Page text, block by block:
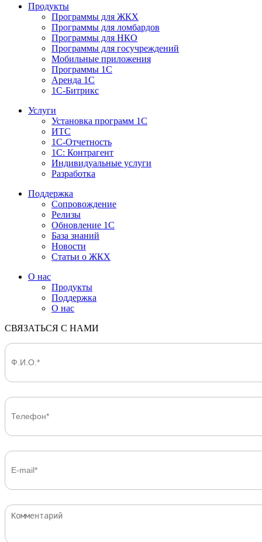
Продукты
Программы для ЖКХ
Программы для ломбардов
Программы для НКО
Программы для госучреждений
Мобильные приложения
Программы 1С
Аренда 1С
1С-Битрикс
Услуги
Установка программ 1С
ИТС
1С-Отчетность
1С: Контрагент
Индивидуальные услуги
Разработка
Поддержка
Сопровождение
Релизы
Обновление 1С
База знаний
Новости
Статьи о ЖКХ
О нас
Продукты
Поддержка
О нас
СВЯЗАТЬСЯ С НАМИ